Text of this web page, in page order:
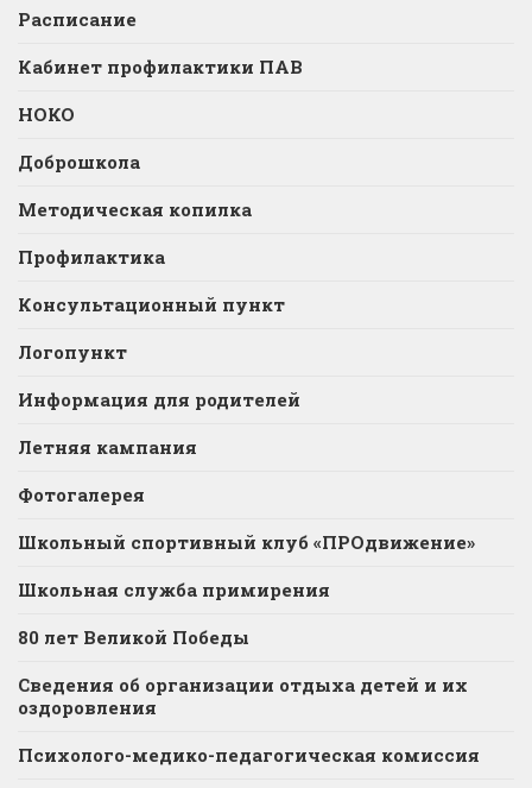
Расписание
Кабинет профилактики ПАВ
НОКО
Доброшкола
Методическая копилка
Профилактика
Консультационный пункт
Логопункт
Информация для родителей
Летняя кампания
Фотогалерея
Школьный спортивный клуб «ПРОдвижение»
Школьная служба примирения
80 лет Великой Победы
Сведения об организации отдыха детей и их
оздоровления
Психолого-медико-педагогическая комиссия